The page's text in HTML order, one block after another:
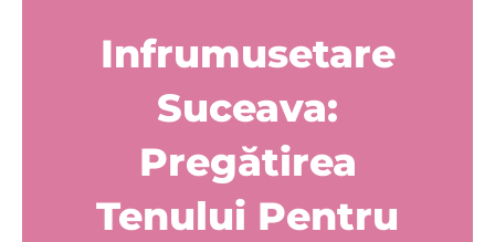
Infrumusetare
Suceava:
Pregătirea
Tenului Pentru